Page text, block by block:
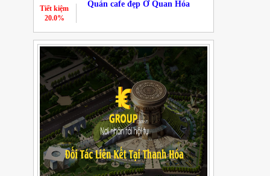
Quán cafe đẹp Ở Quan Hóa
Tiết kiệm
20.0%